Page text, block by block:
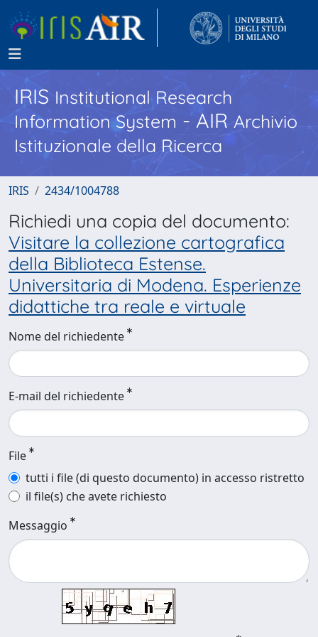
IRISInstitutional Research
Information System - AIR Archivio
Istituzionale della Ricerca
IRIS 2434/1004788
Richiedi una copia del documento:
Visitare la collezione cartografica
della Biblioteca Estense.
Universitaria di Modena. Esperienze
didattiche tra reale e virtuale
Nome del richiedente
E-mail del richiedente
File
tutti i file (di questo documento) in accesso ristretto
il file(s) che avete richiesto
Messaggio